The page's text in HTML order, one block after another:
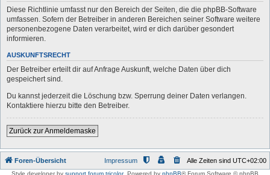
Diese Richtlinie umfasst nur den Bereich der Seiten, die die phpBB-Software
umfassen. Sofern der Betreiber in anderen Bereichen seiner Software weitere
personenbezogene Daten verarbeitet, wird er dich darüber gesondert
informieren.
AUSKUNFTSRECHT
Der Betreiber erteilt dir auf Anfrage Auskunft, welche Daten über dich
gespeichert sind.
Du kannst jederzeit die Löschung bzw. Sperrung deiner Daten verlangen.
Kontaktiere hierzu bitte den Betreiber.
Zurück zur Anmeldemaske
Foren-Übersicht Alle Zeiten sind UTC+02:00
Impressum
Style developer by support forum tricolor, Powered by phpBB® Forum Software © phpBB